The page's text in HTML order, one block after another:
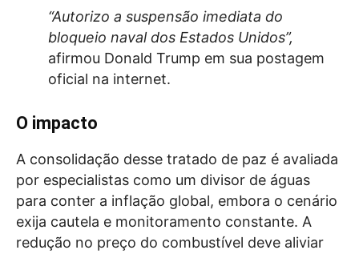
“Autorizo a suspensão imediata do
bloqueio naval dos Estados Unidos”,
afirmou Donald Trump em sua postagem
oficial na internet.
O impacto
A consolidação desse tratado de paz é avaliada
por especialistas como um divisor de águas
para conter a inflação global, embora o cenário
exija cautela e monitoramento constante. A
redução no preço do combustível deve aliviar